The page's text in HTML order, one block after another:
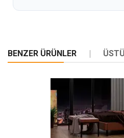
BENZER ÜRÜNLER